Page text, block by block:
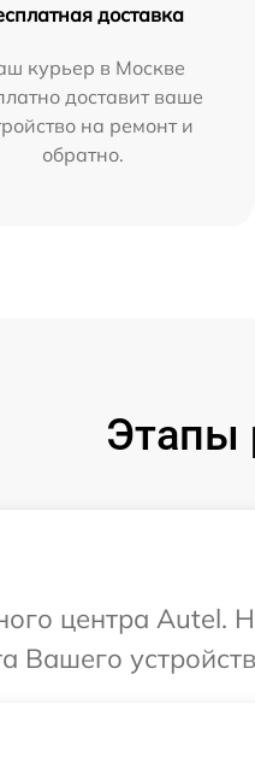
доставка
курьер в Москве
доставит ваше
на ремонт и
обратно.
Этапы
центра
Вашего